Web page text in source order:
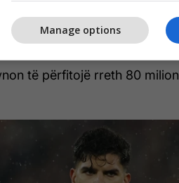
Hami, pavarësisht rënies
të largohet me një çmim
të përfitojë rreth 80
Manage options